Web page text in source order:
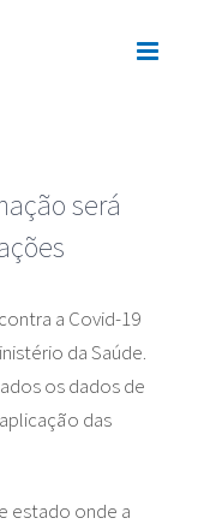
será
a Covid-19
da Saúde.
os dados de
das
estado onde a